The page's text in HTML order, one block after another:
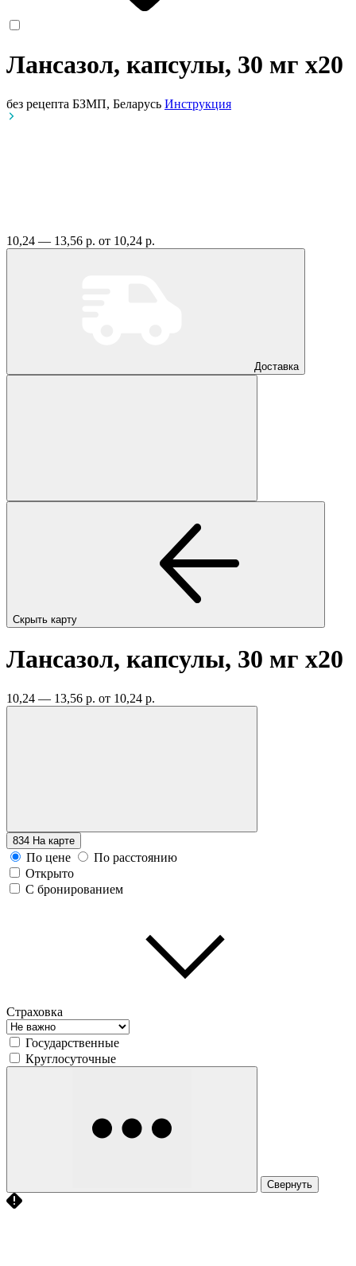
Лансазол, капсулы, 30 мг x20
без рецепта БЗМП, Беларусь Инструкция
10,24 — 13,56 р. от 10,24 р.
Доставка
Скрыть карту
Лансазол, капсулы, 30 мг x20
10,24 — 13,56 р. от 10,24 р.
834 На карте
По цене
По расстоянию
Открыто
С бронированием
Страховка
Государственные
Круглосуточные
Свернуть